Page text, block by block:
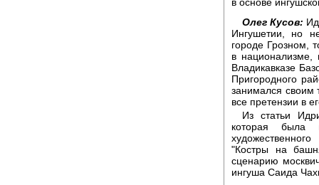
Олег Кусов:
Ингушетии, но
городе Грозном,
в национализме,
Владикавказе
Пригородного
занимался своим
все претензии в
Из статьи
которая была
"Костры на
сценарию
ингуша Саида